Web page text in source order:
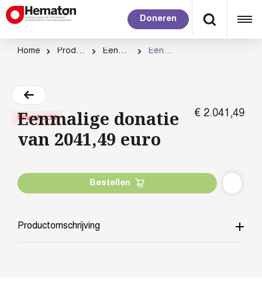
Doneren
Home Productcategorie Eenmalig doneren Eenmalige donatie van 2041,49 euro
Uitverkocht
Eenmalige donatie
van 2041,49 euro
€ 2.041,49
Bestellen
Productomschrijving